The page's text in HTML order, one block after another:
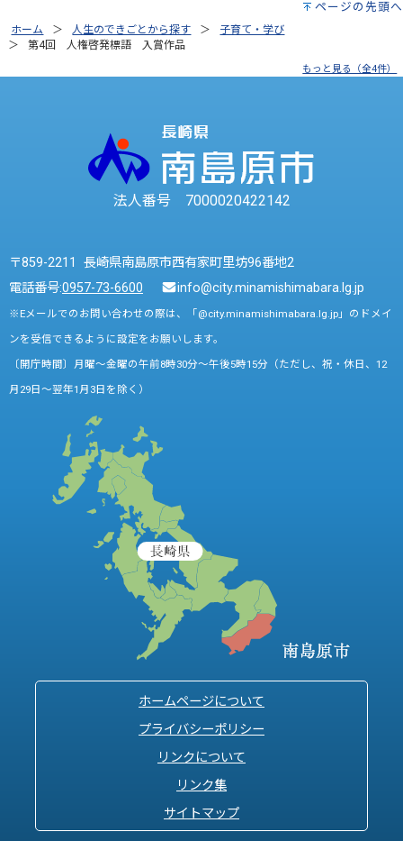
ページの先頭へ
ホーム 人生のできごとから探す
子育て・学び
第4回 人権啓発標語 入賞作品
もっと見る（全4件）
法人番号 7000020422142
〒859-2211 長崎県南島原市西有家町里坊96番地2
電話番号:0957-73-6600 info@city.minamishimabara.lg.jp
※Eメールでのお問い合わせの際は、「@city.minamishimabara.lg.jp」のドメイ
ンを受信できるように設定をお願いします。
〔開庁時間〕月曜～金曜の午前8時30分～午後5時15分（ただし、祝・休日、12
月29日～翌年1月3日を除く）
ホームページについて
プライバシーポリシー
リンクについて
リンク集
サイトマップ